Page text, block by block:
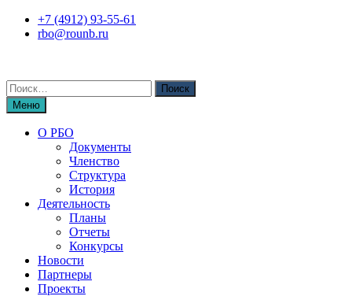
Перейти+7 (4912) 93-55-61
rbo@rounb.ru
Поиск
по:Меню
О РБО
Документы
Членство
Структура
История
Деятельность
Планы
Отчеты
Конкурсы
Новости
Партнеры
Проекты